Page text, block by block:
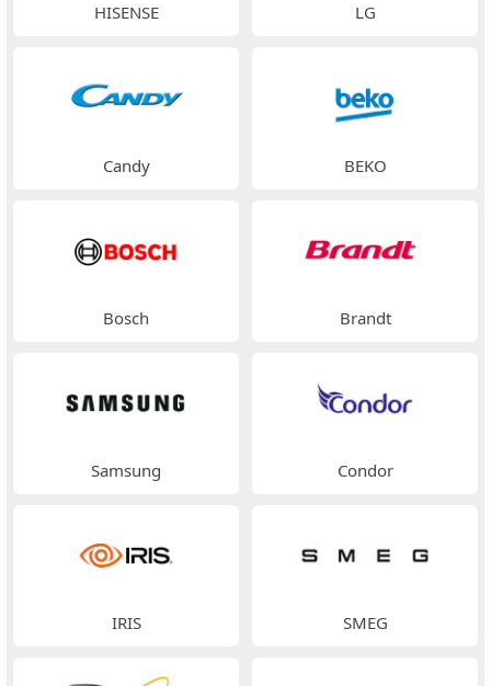
HISENSE LG
Candy BEKO
Bosch Brandt
Samsung Condor
IRIS SMEG